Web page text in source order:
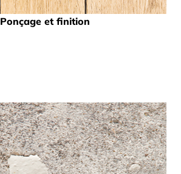
Ponçage et finition